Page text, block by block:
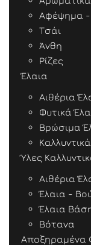
Αφέψημα
Τσάι
Άνθη
Ρίζες
Έλαια
Αιθέρια
Φυτικά
Βρώσιμα
Ύλες
Αιθέρια
Έλαια -
Έλαια
Βότανα
Αποξηραμένα